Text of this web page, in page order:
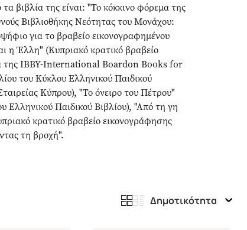
βιβλία της είναι: "Το κόκκινο φόρεμα της
Βιβλιοθήκης Νεότητας του Μονάχου:
για το βραβείο εικονογραφημένου
η Έλλη" (Κυπριακό κρατικό βραβείο
της IBBY-International Boardon Books for
του Κύκλου Ελληνικού Παιδικού
Κύπρου), "Το όνειρο του Πέτρου"
Ελληνικού Παιδικού Βιβλίου), "Από τη γη
κρατικό βραβείο εικονογράφησης
τη βροχή".
Δημοτικότητα